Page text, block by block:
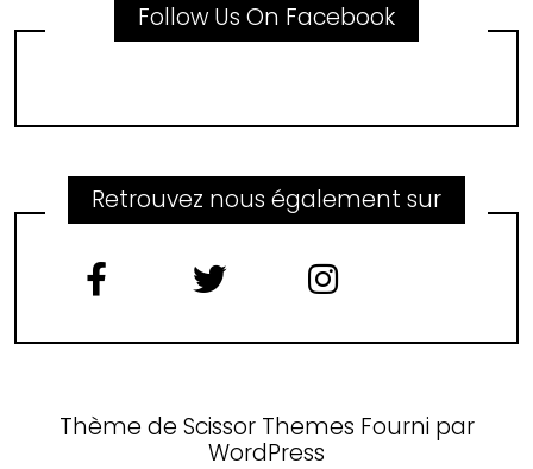
Follow Us On Facebook
Retrouvez nous également sur
Thème de Scissor Themes Fourni par
WordPress